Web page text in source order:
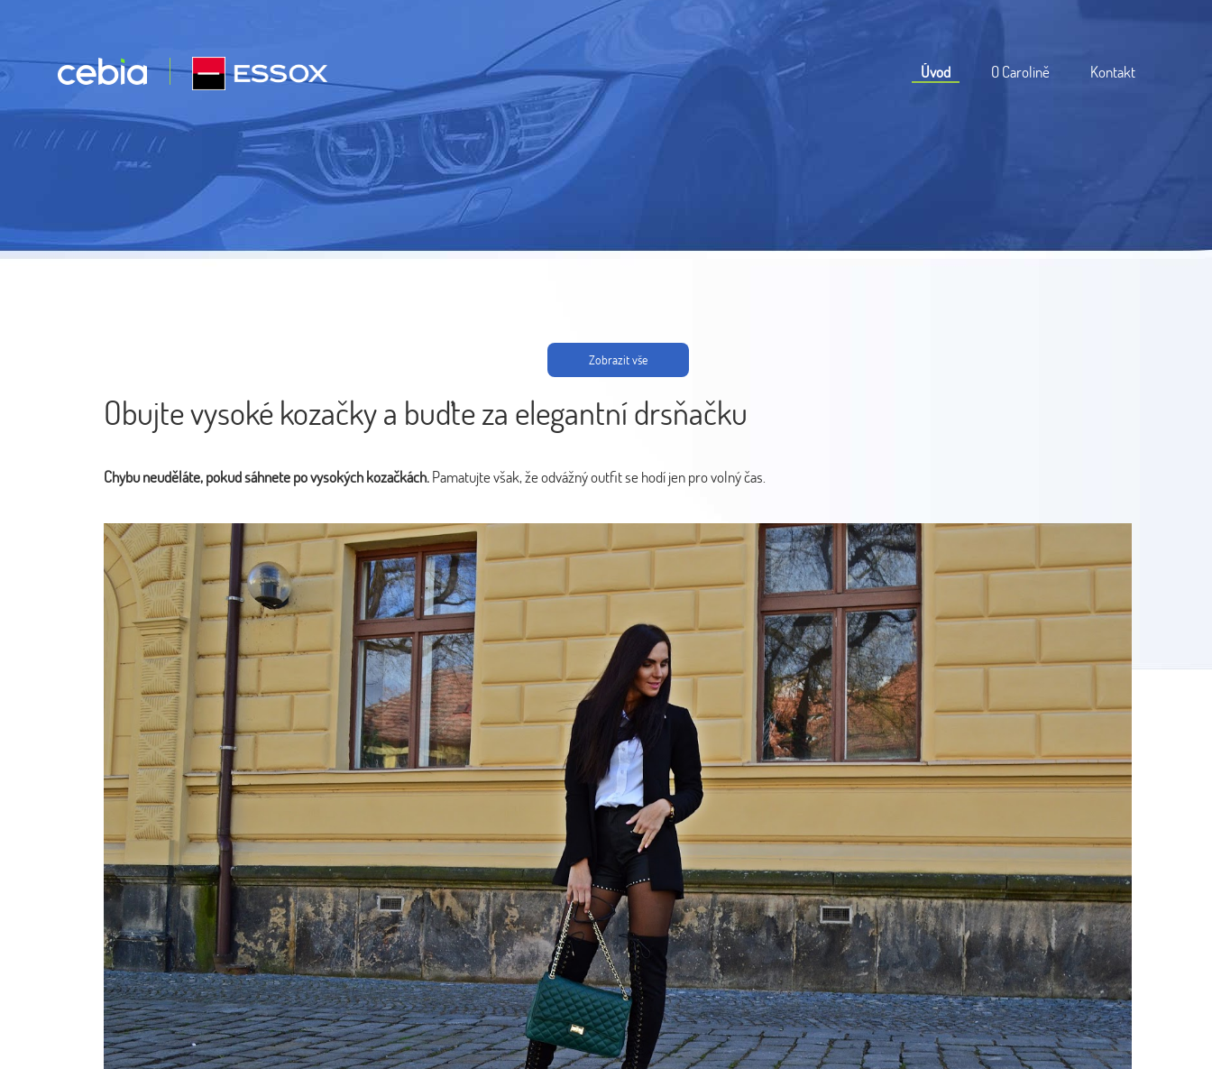
Úvod O Carolině Kontakt
Zobrazit vše
Obujte vysoké kozačky a buďte za elegantní drsňačku
Chybu neuděláte, pokud sáhnete po vysokých kozačkách.Pamatujte však, že odvážný outfit se hodí jen pro volný čas.